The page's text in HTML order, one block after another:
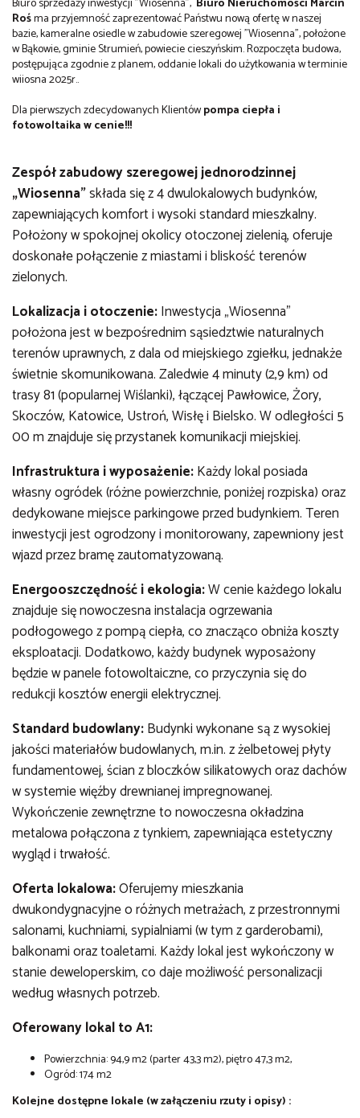
Rośma przyjemność zaprezentować Państwu nową ofertę w naszej
bazie, kameralne osiedle w zabudowie szeregowej "Wiosenna", położone
w Bąkowie, gminie Strumień, powiecie cieszyńskim. Rozpoczęta budowa,
postępująca zgodnie z planem, oddanie lokali do użytkowania w terminie
wiiosna 2025r..
Dla pierwszych zdecydowanych Klientówpompa ciepła i
fotowoltaika w cenie!!!
Zespół zabudowy szeregowej jednorodzinnej
„Wiosenna”składa się z 4 dwulokalowych budynków,
zapewniających komfort i wysoki standard mieszkalny.
Położony w spokojnej okolicy otoczonej zielenią, oferuje
doskonałe połączenie z miastami i bliskość terenów
zielonych.
Lokalizacja i otoczenie:Inwestycja „Wiosenna”
położona jest w bezpośrednim sąsiedztwie naturalnych
terenów uprawnych, z dala od miejskiego zgiełku, jednakże
świetnie skomunikowana. Zaledwie 4 minuty (2,9 km) od
trasy 81 (popularnej Wiślanki), łączącej Pawłowice, Żory,
Skoczów, Katowice, Ustroń, Wisłę i Bielsko. W odległości 5
00 m znajduje się przystanek komunikacji miejskiej.
Infrastruktura i wyposażenie:Każdy lokal posiada
własny ogródek (różne powierzchnie, poniżej rozpiska) oraz
dedykowane miejsce parkingowe przed budynkiem. Teren
inwestycji jest ogrodzony i monitorowany, zapewniony jest
wjazd przez bramę zautomatyzowaną.
Energooszczędność i ekologia:W cenie każdego lokalu
znajduje się nowoczesna instalacja ogrzewania
podłogowego z pompą ciepła, co znacząco obniża koszty
eksploatacji. Dodatkowo, każdy budynek wyposażony
będzie w panele fotowoltaiczne, co przyczynia się do
redukcji kosztów energii elektrycznej.
Standard budowlany:Budynki wykonane są z wysokiej
jakości materiałów budowlanych, m.in. z żelbetowej płyty
fundamentowej, ścian z bloczków silikatowych oraz dachów
w systemie więźby drewnianej impregnowanej.
Wykończenie zewnętrzne to nowoczesna okładzina
metalowa połączona z tynkiem, zapewniająca estetyczny
wygląd i trwałość.
Oferta lokalowa:Oferujemy mieszkania
dwukondygnacyjne o różnych metrażach, z przestronnymi
salonami, kuchniami, sypialniami (w tym z garderobami),
balkonami oraz toaletami. Każdy lokal jest wykończony w
stanie deweloperskim, co daje możliwość personalizacji
według własnych potrzeb.
Oferowany lokal to A1:
Powierzchnia: 94,9 m2 (parter 43,3 m2), piętro 47,3 m2,
Ogród: 174 m2
Kolejne dostępne lokale (w załączeniu rzuty i opisy) :